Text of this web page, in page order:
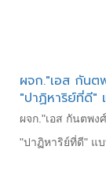
ผจก."เอส กันต
"ปาฏิหาริย์ที่ดี"
ผจก."เอส กันตพ
"ปาฏิหาริย์ที่ดี" แ